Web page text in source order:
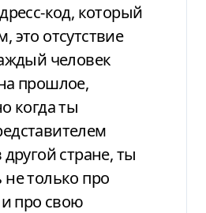
код, который
это отсутствие
человек
прошлое,
когда ты
другой стране, ты
только про
про свою